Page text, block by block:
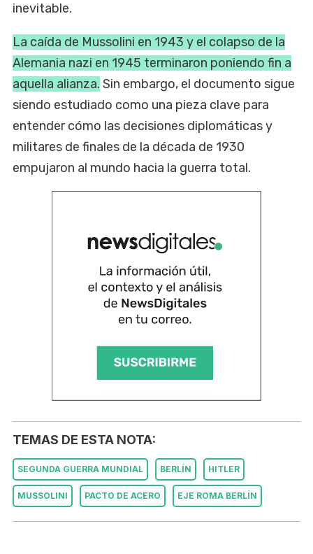
inevitable.
La caída de Mussolini en 1943 y el colapso de la
Alemania nazi en 1945 terminaron poniendo fin a
aquella alianza. Sin embargo, el documento sigue
siendo estudiado como una pieza clave para
entender cómo las decisiones diplomáticas y
militares de finales de la década de 1930
empujaron al mundo hacia la guerra total.
TEMAS DE ESTA NOTA:
SEGUNDA GUERRA MUNDIAL BERLÍN HITLER
MUSSOLINI PACTO DE ACERO EJE ROMA BERLÍN